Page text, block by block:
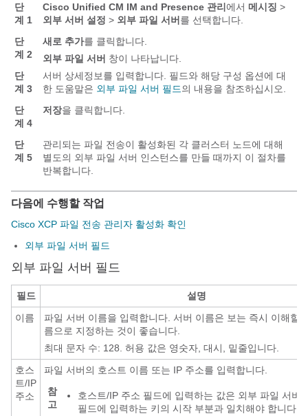
단
계 1
Cisco Unified CM IM and Presence 관리 에서 메시징 >
외부 서버 설정 > 외부 파일 서버 를 선택합니다.
단
계 2
새로 추가를 클릭합니다.
외부 파일 서버 창이 나타납니다.
단
계 3
서버 상세정보를 입력합니다. 필드와 해당 구성 옵션에 대
한 도움말은 외부 파일 서버 필드의 내용을 참조하십시오.
단
계 4
저장을 클릭합니다.
단
계 5
관리되는 파일 전송이 활성화된 각 클러스터 노드에 대해
별도의 외부 파일 서버 인스턴스를 만들 때까지 이 절차를
반복합니다.
다음에 수행할 작업
Cisco XCP 파일 전송 관리자 활성화 확인
외부 파일 서버 필드
외부 파일 서버 필드
필드
설명
이름
파일 서버 이름을 입력합니다. 서버 이름은 보는 즉시 이해할
름으로 지정하는 것이 좋습니다.
최대 문자 수: 128. 허용 값은 영숫자, 대시, 밑줄입니다.
호스
트/IP
주소
파일 서버의 호스트 이름 또는 IP 주소를 입력합니다.
참
고
호스트/IP 주소 필드에 입력하는 값은 외부 파일 서버
필드에 입력하는 키의 시작 부분과 일치해야 합니다.